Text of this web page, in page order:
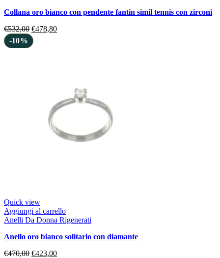
collana oro bianco con pendente fantin simil tennis con zirconi
€532,00 €478,80
-10%
Quick view
Aggiungi al carrello
Anelli Da Donna Rigenerati
anello oro bianco solitario con diamante
€470,00 €423,00